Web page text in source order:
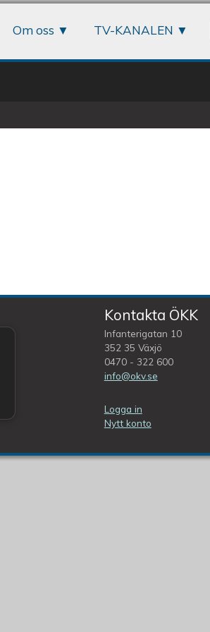
Om oss TV-KANALEN
Kontakta ÖKK
Infanterigatan 10
352 35 Växjö
0470 - 322 600
info@okv.se
Logga in
Nytt konto